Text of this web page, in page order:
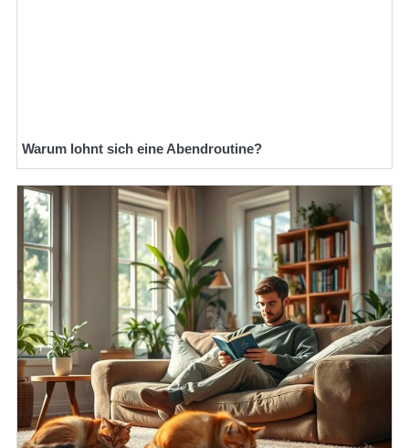
Warum lohnt sich eine Abendroutine?